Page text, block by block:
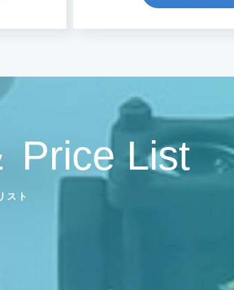
Price List
スト